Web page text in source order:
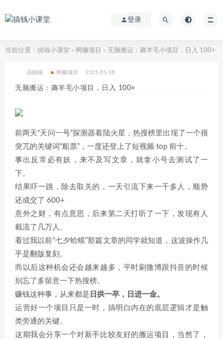
登录
当前位置： 搞钱小课堂 > 网赚项目 > 无脑搬运：薅羊毛小项目，日入 100+
汤姆猫 网赚项目 2021-05-18
无脑搬运：薅羊毛小项目，日入 100+
前两天“天问一号”探测器着陆火星，热搜榜里出现了一个很
突兀的关键词“船票”，一度还登上了短视频 top 前十。
事出反常必有妖，来不及写文章，就拿小号去测试了一
下。
结果吓一跳，除去取关的，一天引流下来一千多人，顺势
还成交了 600+
意外之财，有点意思，后来第二天打听了一下，发现有人
截流了几万人。
看过我以前“七夕蛤蟆”那篇文章的同学就知道，这波操作几
乎是翻版复刻。
而以后这种机会还会越来越多，平时刷微博跟抖音的时候
别忘了多留意一下热搜榜。
赚钱这种事，从来都是 日拱一卒，日进一金。
运营好一个项目只是一时，搞明白内在的底层逻辑才是触
类旁通的关键。
这期我会分享一个对新手比较友好的搬运项目，当然了，